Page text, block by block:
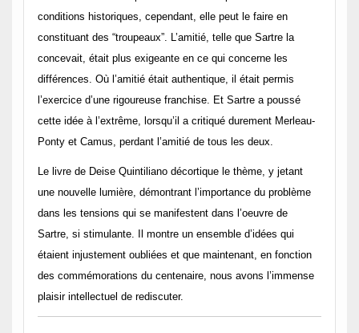
conditions historiques, cependant, elle peut le faire en
constituant des “troupeaux”. L’amitié, telle que Sartre la
concevait, était plus exigeante en ce qui concerne les
différences. Où l’amitié était authentique, il était permis
l’exercice d’une rigoureuse franchise. Et Sartre a poussé
cette idée à l’extrême, lorsqu’il a critiqué durement Merleau-
Ponty et Camus, perdant l’amitié de tous les deux.
Le livre de Deise Quintiliano décortique le thème, y jetant
une nouvelle lumière, démontrant l’importance du problème
dans les tensions qui se manifestent dans l’oeuvre de
Sartre, si stimulante. Il montre un ensemble d’idées qui
étaient injustement oubliées et que maintenant, en fonction
des commémorations du centenaire, nous avons l’immense
plaisir intellectuel de rediscuter.